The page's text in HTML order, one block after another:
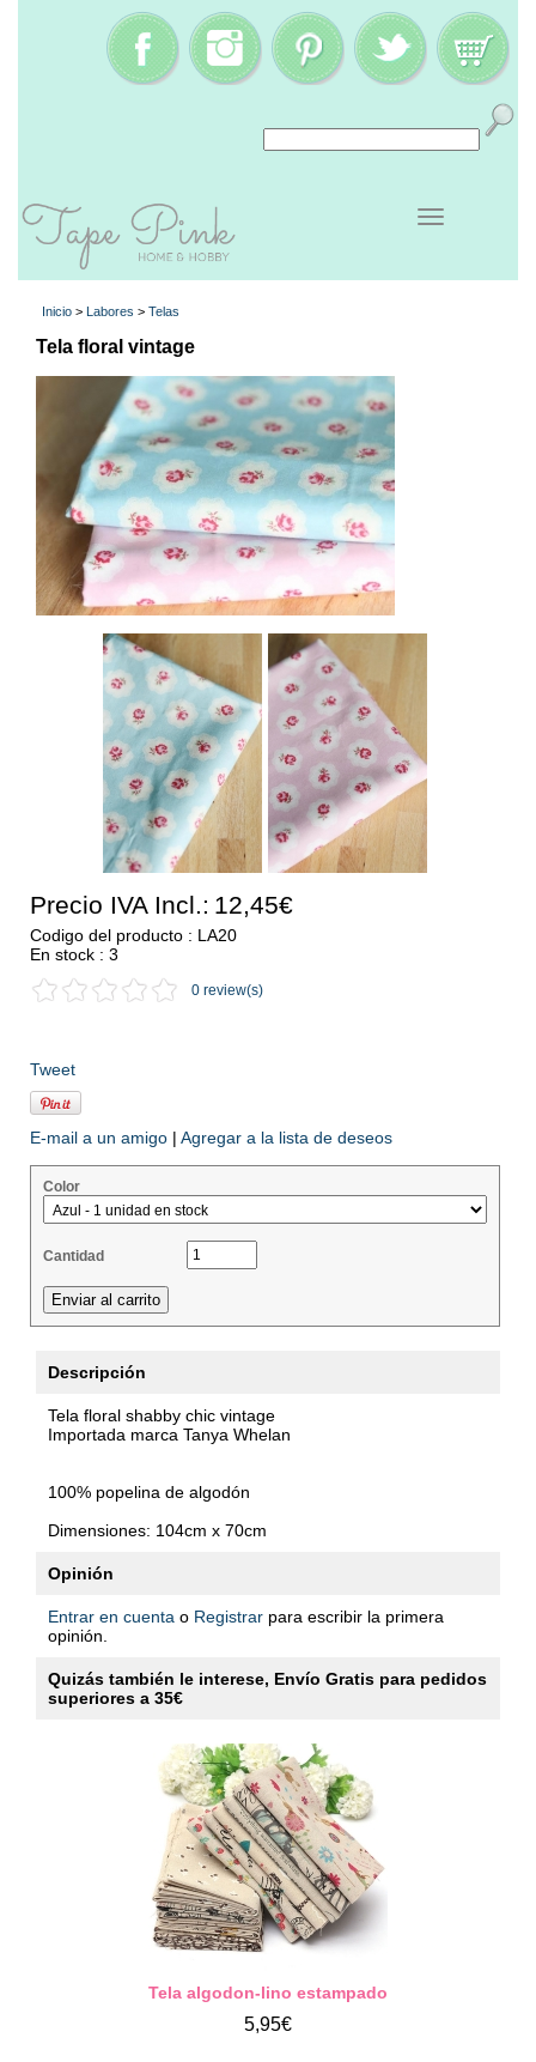
Inicio > Labores > Telas
Tela floral vintage
Precio IVA Incl.: 12,45€
Codigo del producto : LA20
En stock : 3
0 review(s)
Tweet
E-mail a un amigo | Agregar a la lista de deseos
Color
Cantidad
Descripción
Tela floral shabby chic vintage
Importada marca Tanya Whelan
100% popelina de algodón
Dimensiones: 104cm x 70cm
Opinión
Entrar en cuenta o Registrar para escribir la primera
opinión.
Quizás también le interese, Envío Gratis para pedidos
superiores a 35€
Tela algodon-lino estampado
5,95€